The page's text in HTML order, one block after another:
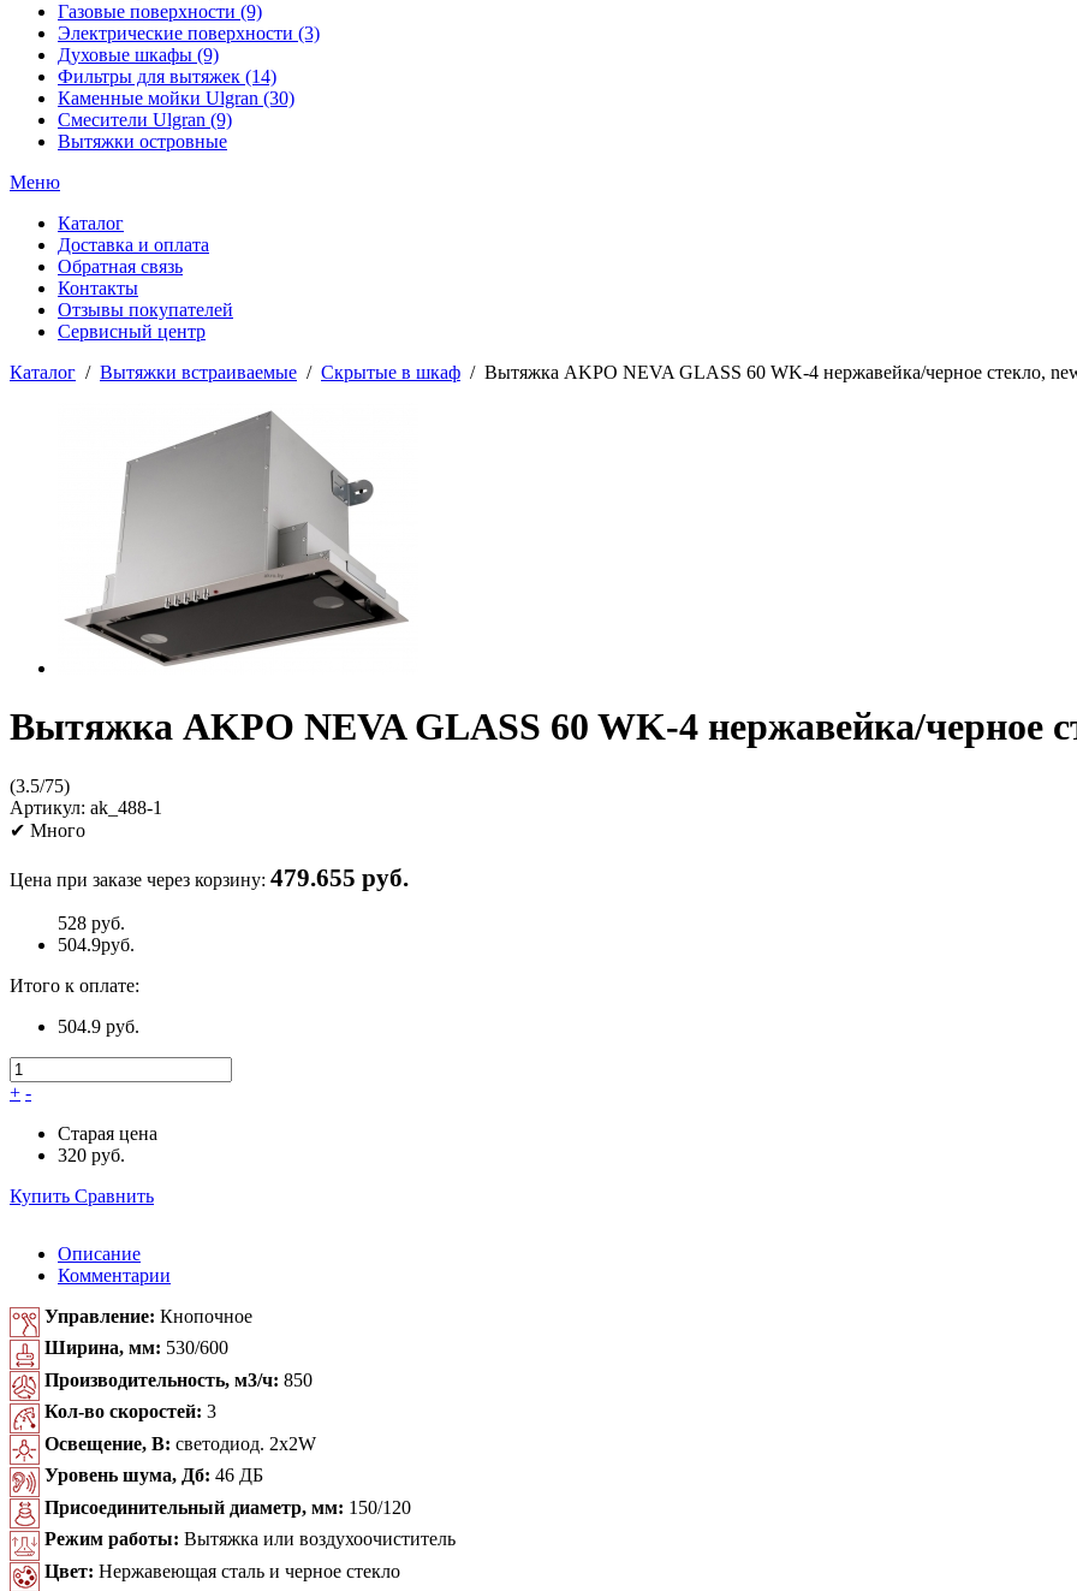
Газовые поверхности (9)
Электрические поверхности (3)
Духовые шкафы (9)
Фильтры для вытяжек (14)
Каменные мойки Ulgran (30)
Смесители Ulgran (9)
Вытяжки островные
Меню
Каталог
Доставка и оплата
Обратная связь
Контакты
Отзывы покупателей
Сервисный центр
Каталог / Вытяжки встраиваемые / Скрытые в шкаф / Вытяжка AKPO NEVA GLASS 60 WK-4 нержавейка/черное стекло,
Вытяжка AKPO NEVA GLASS 60 WK-4 нержавейка/черное
(3.5/75)
Артикул: ak_488-1
✔ Много
Цена при заказе через корзину: 479.655 руб.
528 руб.
504.9руб.
Итого к оплате:
504.9 руб.
+ -
Старая цена
320 руб.
Купить Сравнить
Описание
Комментарии
Управление: Кнопочное
Ширина, мм: 530/600
Производительность, м3/ч: 850
Кол-во скоростей: 3
Освещение, В: светодиод. 2x2W
Уровень шума, Дб: 46 ДБ
Присоединительный диаметр, мм: 150/120
Режим работы: Вытяжка или воздухоочиститель
Цвет: Нержавеющая сталь и черное стекло